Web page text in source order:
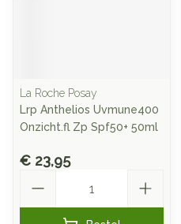
La Roche Posay
Lrp Anthelios Uvmune400
Onzicht.fl Zp Spf50+ 50ml
€ 23,95